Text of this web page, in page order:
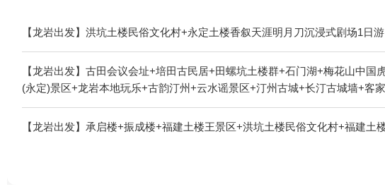
【龙岩出发】洪坑土楼民俗文化村+永定土楼香叙天涯明月刀沉浸式剧场1日游
【龙岩出发】古田会议会址+培田古民居+田螺坑土楼群+石门湖+梅花山中
(永定)景区+龙岩本地玩乐+古韵汀州+云水谣景区+汀州古城+长汀古城墙+客
【龙岩出发】承启楼+振成楼+福建土楼王景区+洪坑土楼民俗文化村+福建